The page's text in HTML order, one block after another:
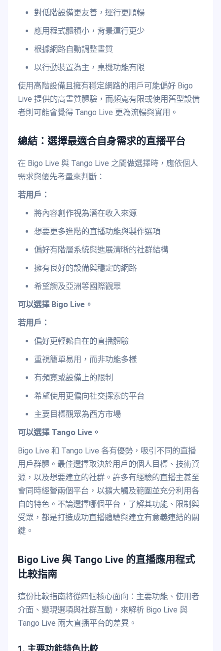
對低階設備更友善，運行更順暢
應用程式體積小，背景運行更少
根據網路自動調整畫質
以行動裝置為主，桌機功能有限
使用高階設備且擁有穩定網路的用戶可能偏好 Bigo
Live 提供的高畫質體驗，而頻寬有限或使用舊型設備
者則可能會覺得 Tango Live 更為流暢與實用。
總結：選擇最適合自身需求的直播平台
在 Bigo Live 與 Tango Live 之間做選擇時，應依個人
需求與優先考量來判斷：
若用戶：
將內容創作視為潛在收入來源
想要更多進階的直播功能與製作選項
偏好有階層系統與進展清晰的社群結構
擁有良好的設備與穩定的網路
希望觸及亞洲等國際觀眾
可以選擇 Bigo Live。
若用戶：
偏好更輕鬆自在的直播體驗
重視簡單易用，而非功能多樣
有頻寬或設備上的限制
希望使用更偏向社交探索的平台
主要目標觀眾為西方市場
可以選擇 Tango Live。
Bigo Live 和 Tango Live 各有優勢，吸引不同的直播
用戶群體。最佳選擇取決於用戶的個人目標、技術資
源，以及想要建立的社群。許多有經驗的直播主甚至
會同時經營兩個平台，以擴大觸及範圍並充分利用各
自的特色。不論選擇哪個平台，了解其功能、限制與
受眾，都是打造成功直播體驗與建立有意義連結的關
鍵。
Bigo Live 與 Tango Live 的直播應用程式
比較指南
這份比較指南將從四個核心面向：主要功能、使用者
介面、變現選項與社群互動，來解析 Bigo Live 與
Tango Live 兩大直播平台的差異。
1. 主要功能特色比較